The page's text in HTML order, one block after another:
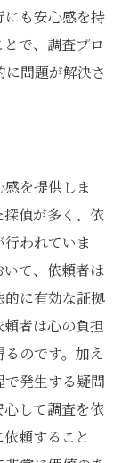
にも安心感を持
で、調査プロ
問題が解決さ
を提供しま
偵が多く、依
われていま
て、依頼者は
に有効な証拠
者は心の負担
のです。加え
発生する疑問
して調査を依
頼すること